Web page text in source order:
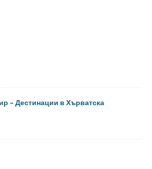
– Дестинации в Хърватска